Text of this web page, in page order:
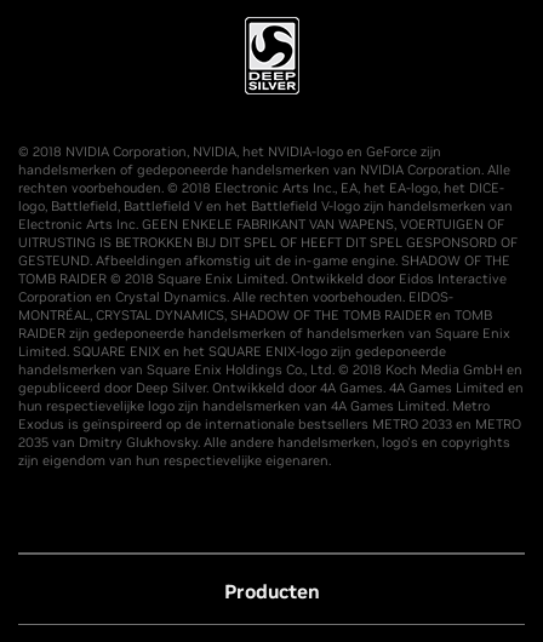
© 2018 NVIDIA Corporation, NVIDIA, het NVIDIA-logo en GeForce zijn
handelsmerken of gedeponeerde handelsmerken van NVIDIA Corporation. Alle
rechten voorbehouden. © 2018 Electronic Arts Inc., EA, het EA-logo, het DICE-
logo, Battlefield, Battlefield V en het Battlefield V-logo zijn handelsmerken van
Electronic Arts Inc. GEEN ENKELE FABRIKANT VAN WAPENS, VOERTUIGEN OF
UITRUSTING IS BETROKKEN BIJ DIT SPEL OF HEEFT DIT SPEL GESPONSORD OF
GESTEUND. Afbeeldingen afkomstig uit de in-game engine. SHADOW OF THE
TOMB RAIDER © 2018 Square Enix Limited. Ontwikkeld door Eidos Interactive
Corporation en Crystal Dynamics. Alle rechten voorbehouden. EIDOS-
MONTRÉAL, CRYSTAL DYNAMICS, SHADOW OF THE TOMB RAIDER en TOMB
RAIDER zijn gedeponeerde handelsmerken of handelsmerken van Square Enix
Limited. SQUARE ENIX en het SQUARE ENIX-logo zijn gedeponeerde
handelsmerken van Square Enix Holdings Co., Ltd. © 2018 Koch Media GmbH en
gepubliceerd door Deep Silver. Ontwikkeld door 4A Games. 4A Games Limited en
hun respectievelijke logo zijn handelsmerken van 4A Games Limited. Metro
Exodus is geïnspireerd op de internationale bestsellers METRO 2033 en METRO
2035 van Dmitry Glukhovsky. Alle andere handelsmerken, logo's en copyrights
zijn eigendom van hun respectievelijke eigenaren.
Producten